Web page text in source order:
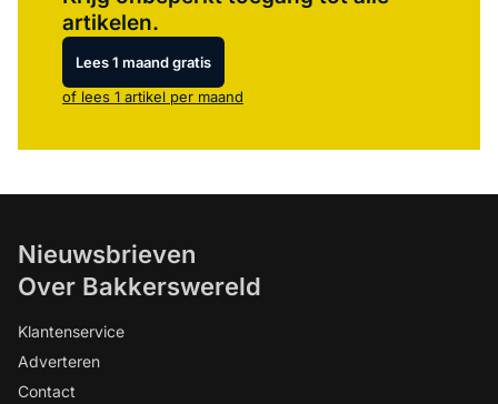
artikelen.
Lees 1 maand gratis
of lees 1 artikel per maand
Nieuwsbrieven
Over Bakkerswereld
Klantenservice
Adverteren
Contact